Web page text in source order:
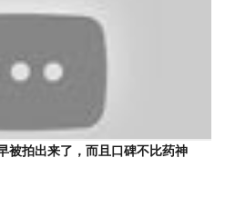
被拍出来了，而且口碑不比药神